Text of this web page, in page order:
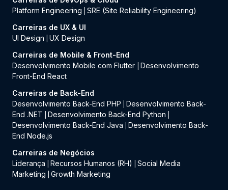
Platform Engineering
SRE (Site Reliability Engineering)
Carreiras de UX & UI
UI Design
UX Design
Carreiras de Mobile & Front-End
Desenvolvimento Mobile com Flutter
Desenvolvimento
Front-End React
Carreiras de Back-End
Desenvolvimento Back-End PHP
Desenvolvimento Back-
End .NET
Desenvolvimento Back-End Python
Desenvolvimento Back-End Java
Desenvolvimento Back-
End Node.js
Carreiras de Negócios
Liderança
Recursos Humanos (RH)
Social Media
Marketing
Growth Marketing